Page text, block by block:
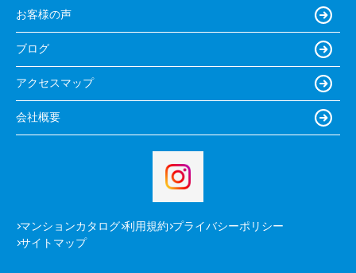
お客様の声
ブログ
アクセスマップ
会社概要
マンションカタログ 利用規約 プライバシーポリシー
サイトマップ